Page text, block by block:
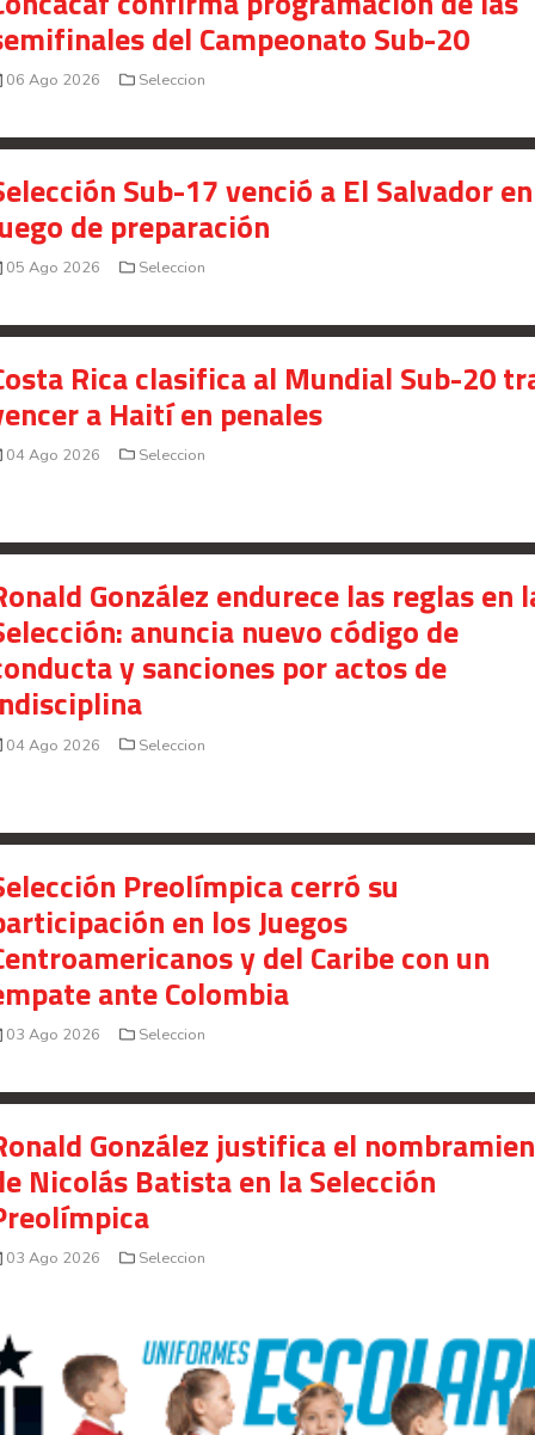
del Campeonato Sub-20
06 Ago 2026 Seleccion
Sub-17 venció a El Salvador en
de preparación
05 Ago 2026 Seleccion
Rica clasifica al Mundial Sub-20
a Haití en penales
04 Ago 2026 Seleccion
González endurece las reglas en
anuncia nuevo código de
y sanciones por actos de
04 Ago 2026 Seleccion
Preolímpica cerró su
en los Juegos
y del Caribe con un
ante Colombia
03 Ago 2026 Seleccion
González justifica el
Nicolás Batista en la Selección
03 Ago 2026 Seleccion